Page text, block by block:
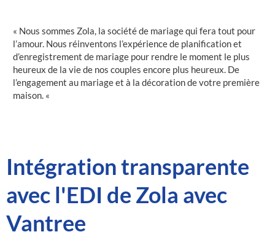
« Nous sommes Zola, la société de mariage qui fera tout pour
l’amour. Nous réinventons l’expérience de planification et
d’enregistrement de mariage pour rendre le moment le plus
heureux de la vie de nos couples encore plus heureux. De
l’engagement au mariage et à la décoration de votre première
maison. «
Intégration transparente
avec l'EDI de Zola avec
Vantree